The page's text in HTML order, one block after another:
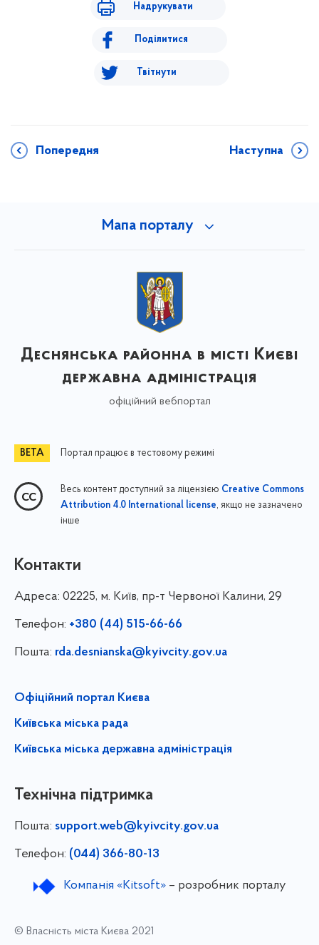
Надрукувати
Поділитися
Твітнути
Попередня Наступна
Мапа порталу
Деснянська районна в місті Києві
державна адміністрація
офіційний вебпортал
Портал працює в тестовому режимі
Весь контент доступний за ліцензією Creative Commons
Attribution 4.0 International license, якщо не зазначено
інше
Контакти
Адреса: 02225, м. Київ, пр-т Червоної Калини, 29
Телефон: +380 (44) 515-66-66
Пошта: rda.desnianska@kyivcity.gov.ua
Офіційний портал Києва
Київська міська рада
Київська міська державна адміністрація
Технічна підтримка
Пошта: support.web@kyivcity.gov.ua
Телефон: (044) 366-80-13
Компанія «Kitsoft»– розробник порталу
© Власність міста Києва 2021